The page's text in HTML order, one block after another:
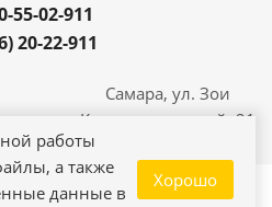
55-02-911
20-22-911
Самара, ул. Зои
Космодемьянской, 21
работы
а также
данные в
Хорошо